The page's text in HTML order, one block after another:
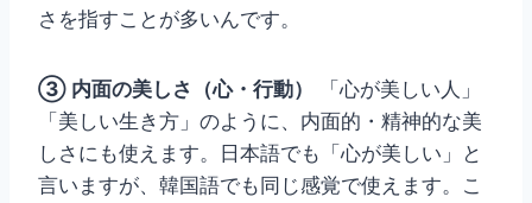
さを指すことが多いんです。
③ 内面の美しさ（心・行動）
「心が美しい人」
「美しい生き方」のように、内面的・精神的な美
しさにも使えます。日本語でも「心が美しい」と
言いますが、韓国語でも同じ感覚で使えます。こ